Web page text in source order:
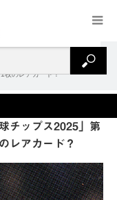
【開封レポート】カルビー「プ
枚のレアカード？
チップス2025」第
レアカード？